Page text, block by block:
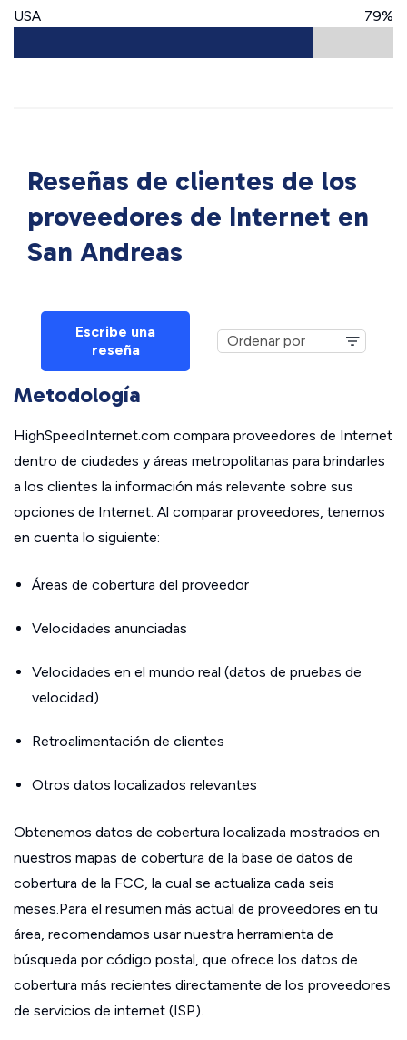
USA 79%
Reseñas de clientes de los
proveedores de Internet en
San Andreas
Escribe una
reseña
Metodología
HighSpeedInternet.com compara proveedores de Internet
dentro de ciudades y áreas metropolitanas para brindarles
a los clientes la información más relevante sobre sus
opciones de Internet. Al comparar proveedores, tenemos
en cuenta lo siguiente:
Áreas de cobertura del proveedor
Velocidades anunciadas
Velocidades en el mundo real (datos de pruebas de
velocidad)
Retroalimentación de clientes
Otros datos localizados relevantes
Obtenemos datos de cobertura localizada mostrados en
nuestros mapas de cobertura de la base de datos de
cobertura de la FCC, la cual se actualiza cada seis
meses.Para el resumen más actual de proveedores en tu
área, recomendamos usar nuestra herramienta de
búsqueda por código postal, que ofrece los datos de
cobertura más recientes directamente de los proveedores
de servicios de internet (ISP).